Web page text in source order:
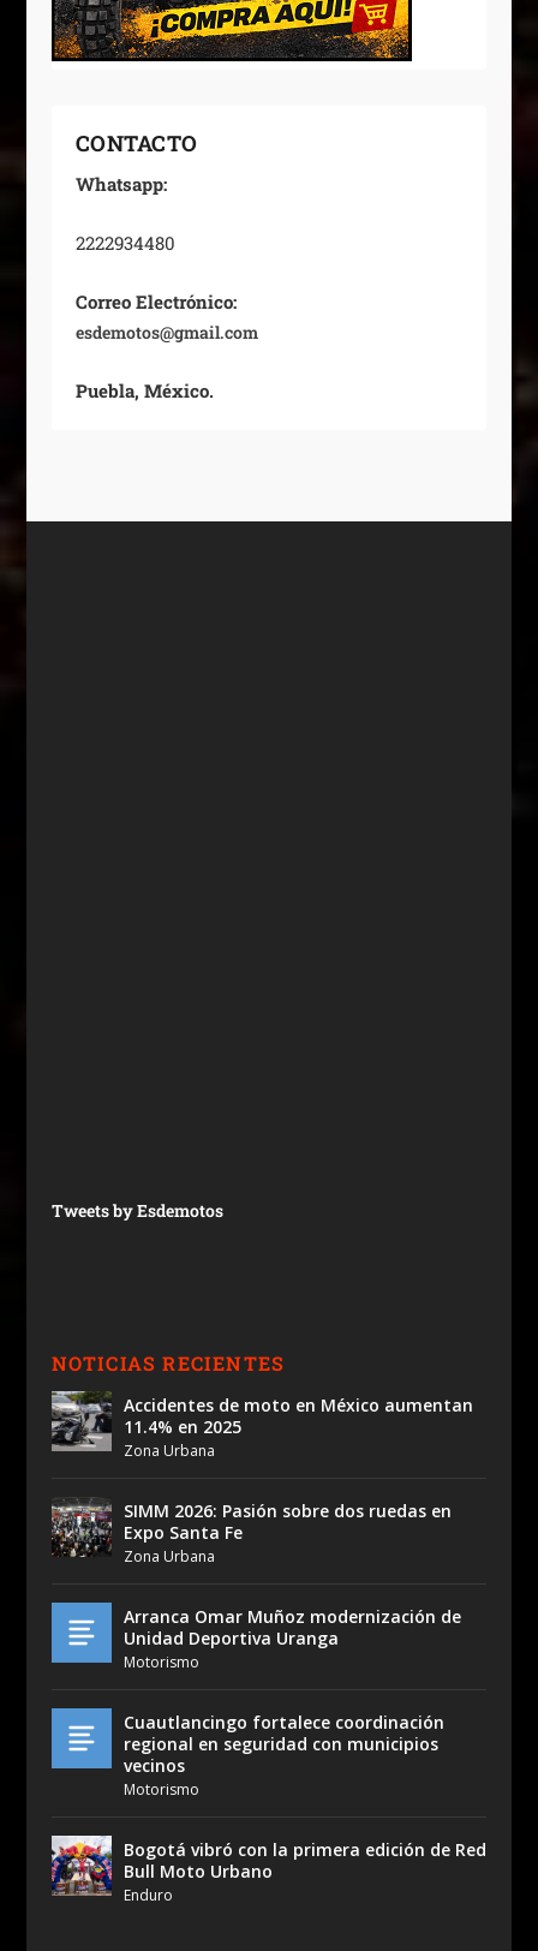
CONTACTO
Whatsapp:
2222934480
Correo Electrónico:
esdemotos@gmail.com
Puebla, México.
Tweets by Esdemotos
NOTICIAS RECIENTES
Accidentes de moto en México aumentan
11.4% en 2025
Zona Urbana
SIMM 2026: Pasión sobre dos ruedas en
Expo Santa Fe
Zona Urbana
Arranca Omar Muñoz modernización de
Unidad Deportiva Uranga
Motorismo
Cuautlancingo fortalece coordinación
regional en seguridad con municipios
vecinos
Motorismo
Bogotá vibró con la primera edición de Red
Bull Moto Urbano
Enduro